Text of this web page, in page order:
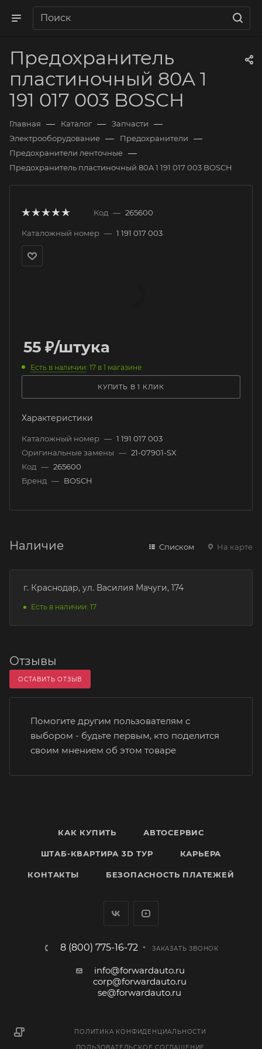
Предохранитель
пластиночный 80A 1
191 017 003 BOSCH
Главная — Каталог — Запчасти —
Электрооборудование — Предохранители —
Предохранители ленточные —
Предохранитель пластиночный 80A 1 191 017 003 BOSCH
Код — 265600
Каталожный номер — 1 191 017 003
55 ₽/штука
Есть в наличии: 17 в 1 магазине
КУПИТЬ В 1 КЛИК
Характеристики
Каталожный номер — 1 191 017 003
Оригинальные замены — 21-07901-SX
Код — 265600
Бренд — BOSCH
Наличие Списком На карте
г. Краснодар, ул. Василия Мачуги, 174
Есть в наличии: 17
Отзывы
ОСТАВИТЬ ОТЗЫВ
Помогите другим пользователям с
выбором - будьте первым, кто поделится
своим мнением об этом товаре
КАК КУПИТЬ АВТОСЕРВИС
ШТАБ-КВАРТИРА 3D ТУР КАРЬЕРА
КОНТАКТЫ БЕЗОПАСНОСТЬ ПЛАТЕЖЕЙ
8 (800) 775-16-72 ЗАКАЗАТЬ ЗВОНОК
info@forwardauto.ru
corp@forwardauto.ru
se@forwardauto.ru
ПОЛИТИКА КОНФИДЕНЦИАЛЬНОСТИ